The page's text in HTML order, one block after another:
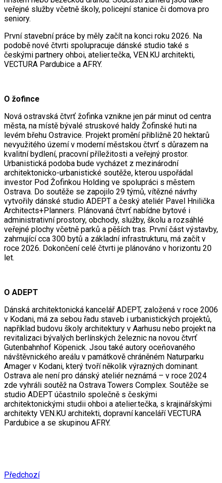
veřejné služby včetně školy, policejní stanice či domova pro
seniory.
První stavební práce by měly začít na konci roku 2026. Na
podobě nové čtvrti spolupracuje dánské studio také s
českými partnery ohboi, atelier.tečka, VEN.KU architekti,
VECTURA Pardubice a AFRY.
O žofince
Nová ostravská čtvrť žofinka vznikne jen pár minut od centra
města, na místě bývalé struskové haldy Žofinské huti na
levém břehu Ostravice. Projekt promění přibližně 20 hektarů
nevyužitého území v moderní městskou čtvrť s důrazem na
kvalitní bydlení, pracovní příležitosti a veřejný prostor.
Urbanistická podoba bude vycházet z mezinárodní
architektonicko-urbanistické soutěže, kterou uspořádal
investor Pod Žofinkou Holding ve spolupráci s městem
Ostrava. Do soutěže se zapojilo 29 týmů, vítězné návrhy
vytvořily dánské studio ADEPT a český ateliér Pavel Hnilička
Architects+Planners. Plánovaná čtvrť nabídne bytové i
administrativní prostory, obchody, služby, školu a rozsáhlé
veřejné plochy včetně parků a pěších tras. První část výstavby,
zahrnující cca 300 bytů a základní infrastrukturu, má začít v
roce 2026. Dokončení celé čtvrti je plánováno v horizontu 20
let.
O ADEPT
Dánská architektonická kancelář ADEPT, založená v roce 2006
v Kodani, má za sebou řadu staveb i urbanistických projektů,
například budovu školy architektury v Aarhusu nebo projekt na
revitalizaci bývalých berlínských železnic na novou čtvrť
Gutenbahnhof Köpenick. Jsou také autory oceňovaného
návštěvnického areálu v památkově chráněném Naturparku
Amager v Kodani, který tvoří několik výrazných dominant.
Ostrava ale není pro dánský ateliér neznámá – v roce 2024
zde vyhráli soutěž na Ostrava Towers Complex. Soutěže se
studio ADEPT účastnilo společně s českými
architektonickými studii ohboi a atelier.tečka, s krajinářskými
architekty VEN.KU architekti, dopravní kanceláří VECTURA
Pardubice a se skupinou AFRY.
Předchozí